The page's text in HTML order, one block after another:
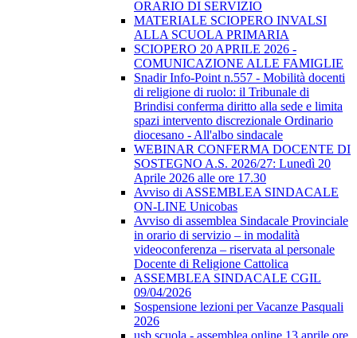
ORARIO DI SERVIZIO
MATERIALE SCIOPERO INVALSI
ALLA SCUOLA PRIMARIA
SCIOPERO 20 APRILE 2026 -
COMUNICAZIONE ALLE FAMIGLIE
Snadir Info-Point n.557 - Mobilità docenti
di religione di ruolo: il Tribunale di
Brindisi conferma diritto alla sede e limita
spazi intervento discrezionale Ordinario
diocesano - All'albo sindacale
WEBINAR CONFERMA DOCENTE DI
SOSTEGNO A.S. 2026/27: Lunedì 20
Aprile 2026 alle ore 17.30
Avviso di ASSEMBLEA SINDACALE
ON-LINE Unicobas
Avviso di assemblea Sindacale Provinciale
in orario di servizio – in modalità
videoconferenza – riservata al personale
Docente di Religione Cattolica
ASSEMBLEA SINDACALE CGIL
09/04/2026
Sospensione lezioni per Vacanze Pasquali
2026